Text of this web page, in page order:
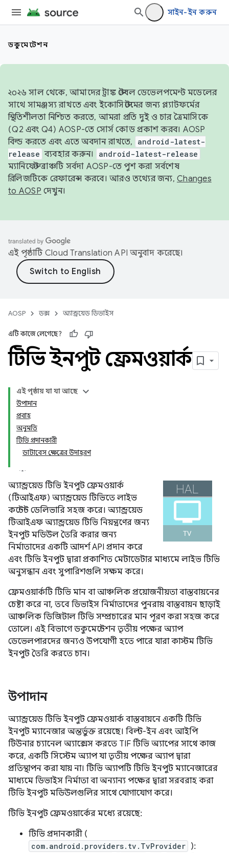
সাইন-ইন করুন
ডকুমেন্টেশন
২০২৬ সাল থেকে, আমাদের ট্রাঙ্ক স্টেবল ডেভেলপমেন্ট মডেলের
সাথে সামঞ্জস্য রাখতে এবং ইকোসিস্টেমের জন্য প্ল্যাটফর্মের
স্থিতিশীলতা নিশ্চিত করতে, আমরা প্রতি দুই ও চার ত্রৈমাসিকে
(Q2 এবং Q4) AOSP-তে সোর্স কোড প্রকাশ করব। AOSP
বিল্ড করতে এবং এতে অবদান রাখতে,
android-latest-
release ব্যবহার করুন। android-latest-release
ম্যানিফেস্ট ব্রাঞ্চটি সর্বদা AOSP-তে পুশ করা সর্বশেষ
রিলিজটিকে রেফারেন্স করবে। আরও তথ্যের জন্য, Changes
to AOSP দেখুন।
এই পৃষ্ঠাটি Cloud Translation API অনুবাদ করেছে।
AOSP ডক্স অ্যান্ড্রয়েড ডিভাইস
এটি কাজে লেগেছে?
টিভি ইনপুট ফ্রেমওয়ার্ক
এই পৃষ্ঠায় যা যা আছে
উপাদান
প্রবাহ
অনুমতি
টিভি প্রদানকারী
ডাটাবেস ক্ষেত্রের উদাহরণ
অ্যান্ড্রয়েড টিভি ইনপুট ফ্রেমওয়ার্ক
(টিআইএফ) অ্যান্ড্রয়েড টিভিতে লাইভ
কন্টেন্ট ডেলিভারি সহজ করে। অ্যান্ড্রয়েড
টিআইএফ অ্যান্ড্রয়েড টিভি নিয়ন্ত্রণের জন্য
ইনপুট মডিউল তৈরি করার জন্য
নির্মাতাদের একটি আদর্শ API প্রদান করে
এবং টিভি ইনপুট দ্বারা প্রকাশিত মেটাডেটার মাধ্যমে লাইভ টিভি
অনুসন্ধান এবং সুপারিশগুলি সক্ষম করে।
ফ্রেমওয়ার্কটি টিভি মান বা আঞ্চলিক প্রয়োজনীয়তা বাস্তবায়নের
চেষ্টা করে না, তবে ডিভাইস নির্মাতাদের পুনরায় বাস্তবায়ন ছাড়াই
আঞ্চলিক ডিজিটাল টিভি সম্প্রচারের মান পূরণ করা সহজ করে
তোলে। এই বিভাগে ডকুমেন্টেশন তৃতীয় পক্ষের অ্যাপ
ডেভেলপারদের জন্যও উপযোগী হতে পারে যারা কাস্টম টিভি
ইনপুট তৈরি করতে চান।
উপাদান
অ্যান্ড্রয়েড টিভি ইনপুট ফ্রেমওয়ার্ক বাস্তবায়নে একটি টিভি
ইনপুট ম্যানেজার অন্তর্ভুক্ত রয়েছে। বিল্ট-ইন এবং আইপি
টিউনার চ্যানেল অ্যাক্সেস করতে TIF টিভি অ্যাপের সাথে কাজ
করে, একটি সিস্টেম অ্যাপ যা তৃতীয় পক্ষের অ্যাপ দ্বারা
প্রতিস্থাপন করা যায় না। টিভি অ্যাপটি টিভি ইনপুট ম্যানেজারের
মাধ্যমে ডিভাইস নির্মাতা বা অন্যান্য পক্ষের দ্বারা সরবরাহ করা
টিভি ইনপুট মডিউলগুলির সাথে যোগাযোগ করে।
টিভি ইনপুট ফ্রেমওয়ার্কের মধ্যে রয়েছে:
টিভি প্রদানকারী (
com.android.providers.tv.TvProvider ):